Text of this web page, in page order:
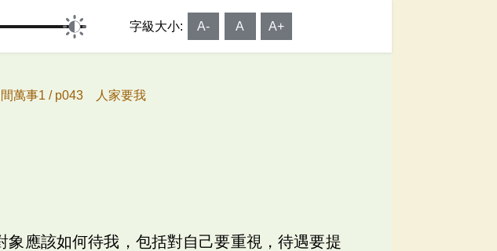
字級大小: A- A A+
萬事1 / p043 人家要我
應該如何待我，包括對自己要重視，待遇要提